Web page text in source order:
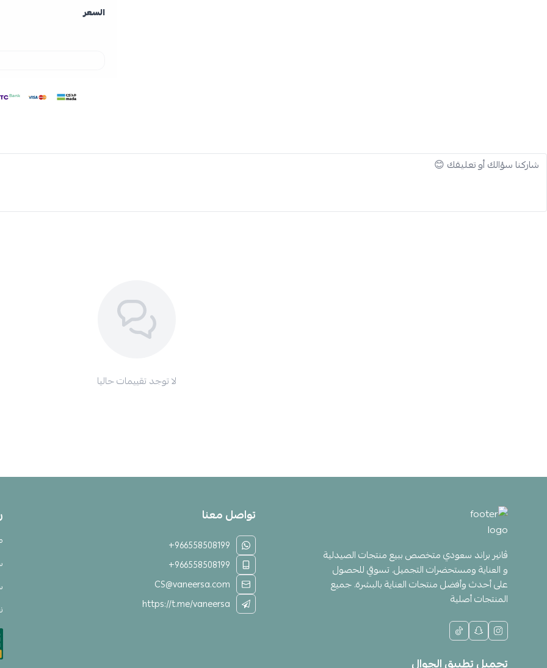
السعر
لا توجد تقييمات حاليا
ڤانير براند سعودي متخصص ببيع منتجات الصيدلية
و العناية ومستحضرات التجميل. تسوقي للحصول
على أحدث وأفضل منتجات العناية بالبشرة. جميع
المنتجات أصلية
تحميل تطبيق الجوال
تواصل معنا
+966558508199
+966558508199
CS@vaneersa.com
https://t.me/vaneersa